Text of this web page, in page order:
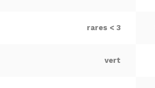
rares < 3
vert